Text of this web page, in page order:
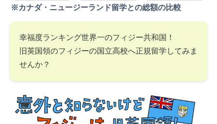
※カナダ・ニュージーランド留学との総額の比較
幸福度ランキング世界一のフィジー共和国！
旧英国領のフィジーの国立高校へ正規留学してみま
せんか？